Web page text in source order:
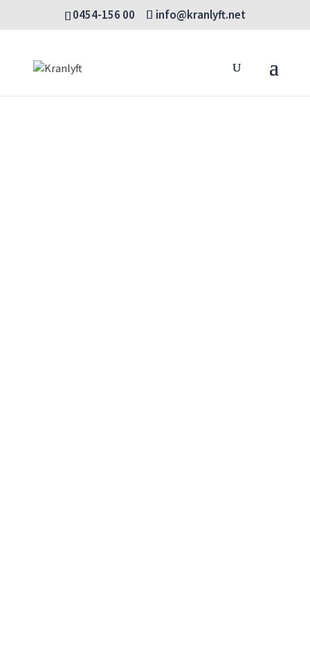
0454-156 00 info@kranlyft.net